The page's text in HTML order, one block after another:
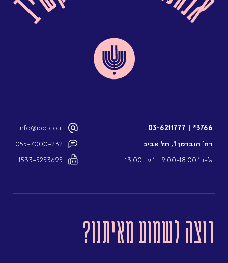
3766*
|
03-6211777
רח’ הוברמן 1, תל אביב
א’-ה’ 9:00-18:00 l ו’ עד 13:00
info@ipo.co.il
055-7000-232
1533-5253695
רוצה לשמוע מאיתנו?